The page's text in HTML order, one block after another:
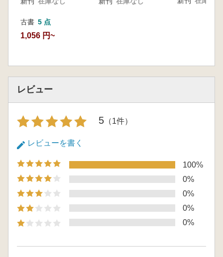
古書 5 点
1,056 円~
レビュー
5 （1件）
レビューを書く
100%
0%
0%
0%
0%